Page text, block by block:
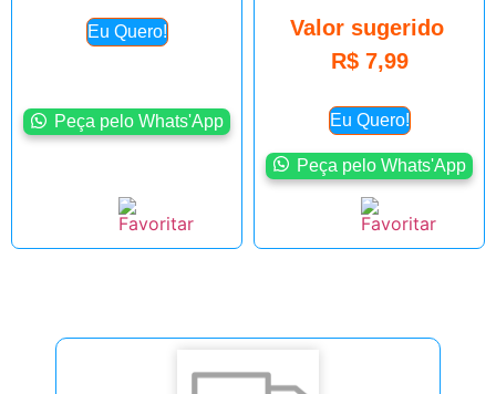
Eu Quero!
Peça pelo Whats'App
Valor sugerido
R$7,99
Eu Quero!
Peça pelo Whats'App